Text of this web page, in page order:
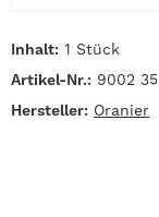
Inhalt: 1 Stück
Artikel-Nr.: 9002 35
Hersteller: Oranier